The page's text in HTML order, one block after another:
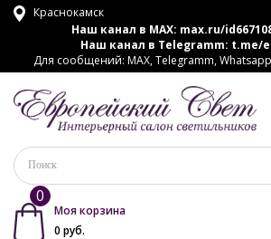
Краснокамск
Наш канал в MAX: max.ru/
Наш канал в Telegramm: t.me/
Для сообщений: MAX, Telegramm,
0
Моя корзина
0 руб.